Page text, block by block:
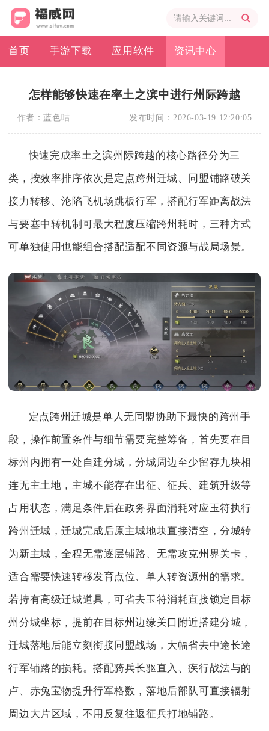
首页 手游下载 应用软件 资讯中心
怎样能够快速在率土之滨中进行州际跨越
作者：蓝色咕 发布时间： 2026-03-19 12:20:05
快速完成率土之滨州际跨越的核心路径分为三
类，按效率排序依次是定点跨州迁城、同盟铺路破关
接力转移、沦陷飞机场跳板行军，搭配行军距离战法
与要塞中转机制可最大程度压缩跨州耗时，三种方式
可单独使用也能组合搭配适配不同资源与战局场景。
定点跨州迁城是单人无同盟协助下最快的跨州手
段，操作前置条件与细节需要完整筹备，首先要在目
标州内拥有一处自建分城，分城周边至少留存九块相
连无主土地，主城不能存在出征、征兵、建筑升级等
占用状态，满足条件后在政务界面消耗对应玉符执行
跨州迁城，迁城完成后原主城地块直接清空，分城转
为新主城，全程无需逐层铺路、无需攻克州界关卡，
适合需要快速转移发育点位、单人转资源州的需求。
若持有高级迁城道具，可省去玉符消耗直接锁定目标
州分城坐标，提前在目标州边缘关口附近搭建分城，
迁城落地后能立刻衔接同盟战场，大幅省去中途长途
行军铺路的损耗。搭配骑兵长驱直入、疾行战法与的
卢、赤兔宝物提升行军格数，落地后部队可直接辐射
周边大片区域，不用反复往返征兵打地铺路。